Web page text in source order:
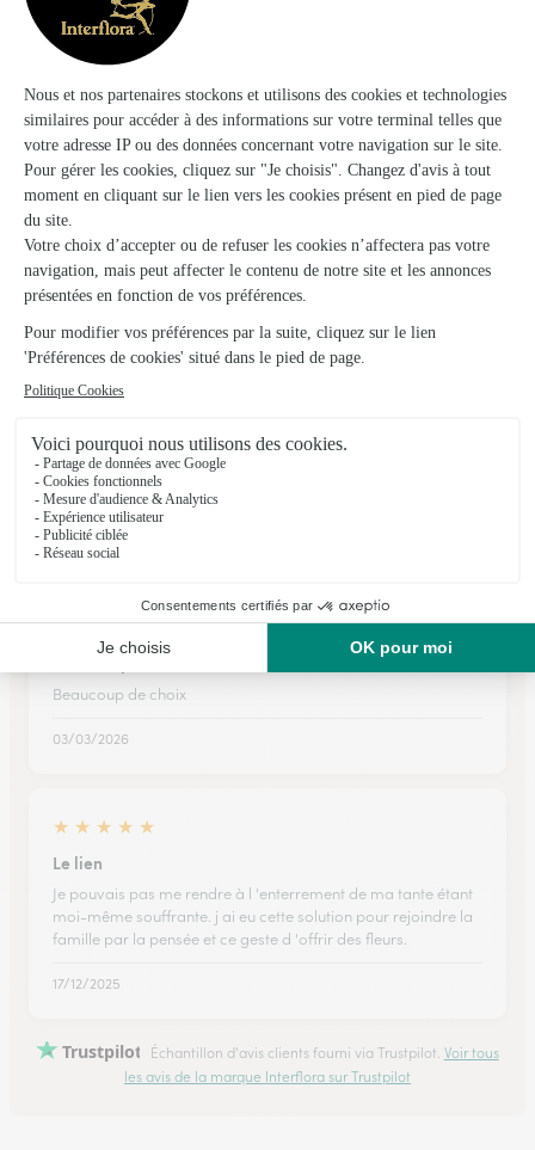
Ils ont fait livrer des fleurs ou une plante à
Monts-sur-Guesnes
★
Rapidité et fraîcheur des fleurs
Rapidité et fraîcheur des fleurs
02/02/2026
Livraison dans les temps et produits en…
Livraison dans les temps et produits en parfait état
24/07/2026
★ ★ ★ ★ ★
Beaucoup de choix
03/03/2026
★ ★ ★ ★ ★
Le lien
Je pouvais pas me rendre à l 'enterrement de ma tante étant
moi-même souffrante. j ai eu cette solution pour rejoindre la
famille par la pensée et ce geste d 'offrir des fleurs.
17/12/2025
Trustpilot Échantillon d'avis clients fourni via Trustpilot. Voir tous
les avis de la marque Interflora sur Trustpilot